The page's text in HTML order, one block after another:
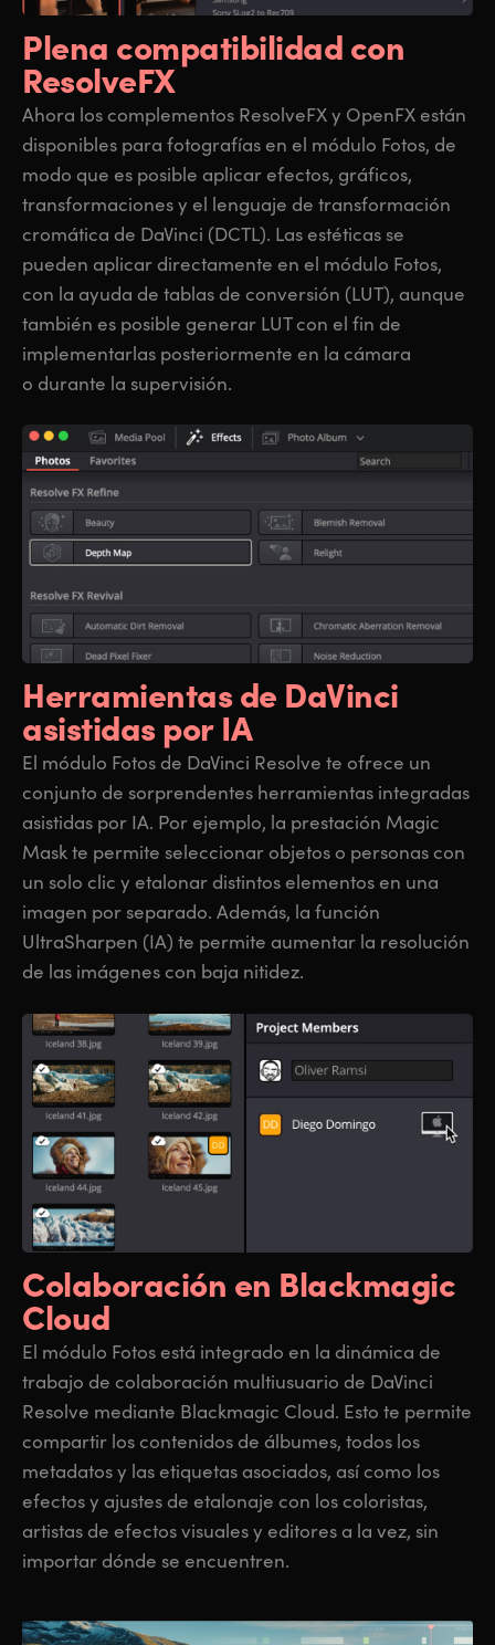
Plena compatibilidadcon
ResolveFX
Ahora los complementos ResolveFX y OpenFX están
disponibles para fotografías en el módulo Fotos, de
modo que es posible aplicar efectos, gráficos,
transformaciones y el lenguaje de transformación
cromática de DaVinci (DCTL). Las estéticas se
pueden aplicar directamente en el módulo Fotos,
con la ayuda de tablas de conversión (LUT), aunque
también es posible generar LUT con el fin de
implementarlas posteriormente en la cámara
o durante la supervisión.
Herramientas de DaVinci
asistidas por IA
El módulo Fotos de DaVinci Resolve te ofrece un
conjunto de sorprendentes herramientas integradas
asistidas por IA. Por ejemplo, la prestación Magic
Mask te permite seleccionar objetos o personas con
un solo clic y etalonar distintos elementos en una
imagen por separado. Además, la función
UltraSharpen (IA) te permite aumentar la resolución
de las imágenes con baja nitidez.
Colaboración en Blackmagic
Cloud
El módulo Fotos está integrado en la dinámica de
trabajo de colaboración multiusuario de DaVinci
Resolve mediante Blackmagic Cloud. Esto te permite
compartir los contenidos de álbumes, todos los
metadatos y las etiquetas asociados, así como los
efectos y ajustes de etalonaje con los coloristas,
artistas de efectos visuales y editores a la vez, sin
importar dónde se encuentren.